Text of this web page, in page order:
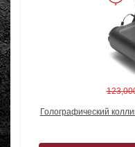
Голографический